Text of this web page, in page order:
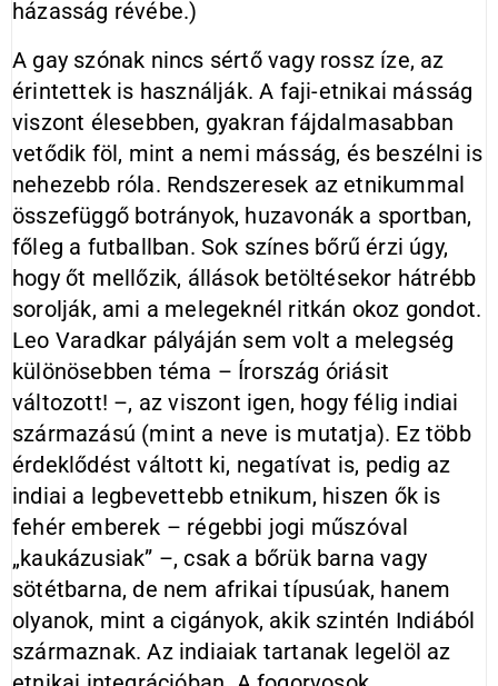
házasság révébe.)
A gay szónak nincs sértő vagy rossz íze, az
érintettek is használják. A faji-etnikai másság
viszont élesebben, gyakran fájdalmasabban
vetődik föl, mint a nemi másság, és beszélni is
nehezebb róla. Rendszeresek az etnikummal
összefüggő botrányok, huzavonák a sportban,
főleg a futballban. Sok színes bőrű érzi úgy,
hogy őt mellőzik, állások betöltésekor hátrébb
sorolják, ami a melegeknél ritkán okoz gondot.
Leo Varadkar pályáján sem volt a melegség
különösebben téma – Írország óriásit
változott! –, az viszont igen, hogy félig indiai
származású (mint a neve is mutatja). Ez több
érdeklődést váltott ki, negatívat is, pedig az
indiai a legbevettebb etnikum, hiszen ők is
fehér emberek – régebbi jogi műszóval
„kaukázusiak” –, csak a bőrük barna vagy
sötétbarna, de nem afrikai típusúak, hanem
olyanok, mint a cigányok, akik szintén Indiából
származnak. Az indiaiak tartanak legelöl az